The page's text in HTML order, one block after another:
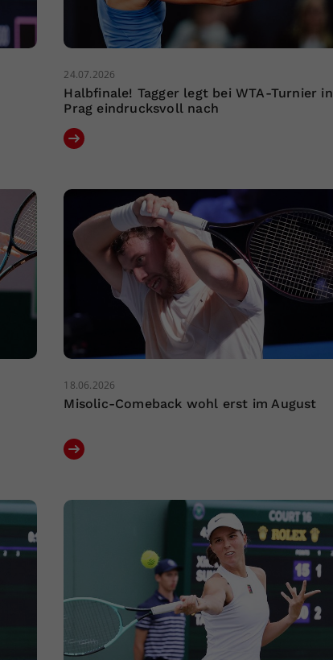
24.07.2026
Halbfinale! Tagger legt bei WTA-Turnier in
Prag eindrucksvoll nach
18.06.2026
Misolic-Comeback wohl erst im August